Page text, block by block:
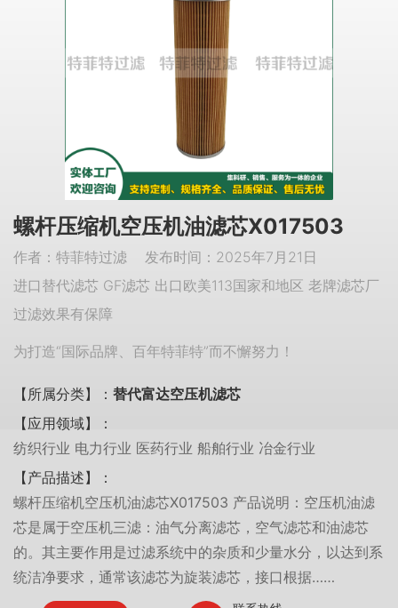
螺杆压缩机空压机油滤芯X017503
作者：特菲特过滤 发布时间：2025年7月21日
进口替代滤芯 GF滤芯 出口欧美113国家和地区 老牌滤芯厂
过滤效果有保障
为打造“国际品牌、百年特菲特”而不懈努力！
【所属分类】： 替代富达空压机滤芯
【应用领域】：
纺织行业 电力行业 医药行业 船舶行业 冶金行业
【产品描述】：
螺杆压缩机空压机油滤芯X017503 产品说明：空压机油滤
芯是属于空压机三滤：油气分离滤芯，空气滤芯和油滤芯
的。其主要作用是过滤系统中的杂质和少量水分，以达到系
统洁净要求，通常该滤芯为旋装滤芯，接口根据……